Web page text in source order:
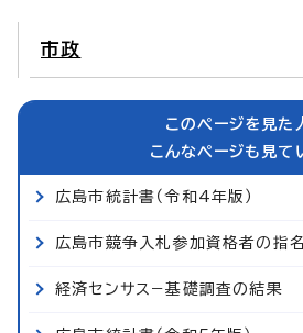
市政
このページを見た
こんなページも見て
広島市統計書（令和4年版）
広島市競争入札参加資格者の指
経済センサス−基礎調査の結果